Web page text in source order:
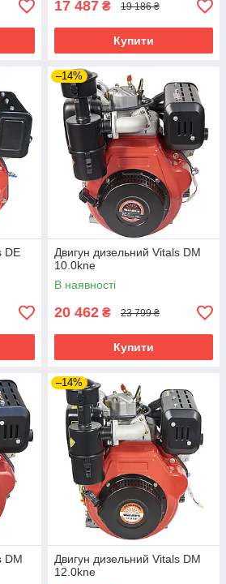
17 487 ₴ 19 186 ₴
Купити
DE
–14%
Двигун дизельний Vitals DM
10.0kne
В наявності
20 462 ₴ 23 799 ₴
Купити
DM
–14%
Двигун дизельний Vitals DM
12.0kne